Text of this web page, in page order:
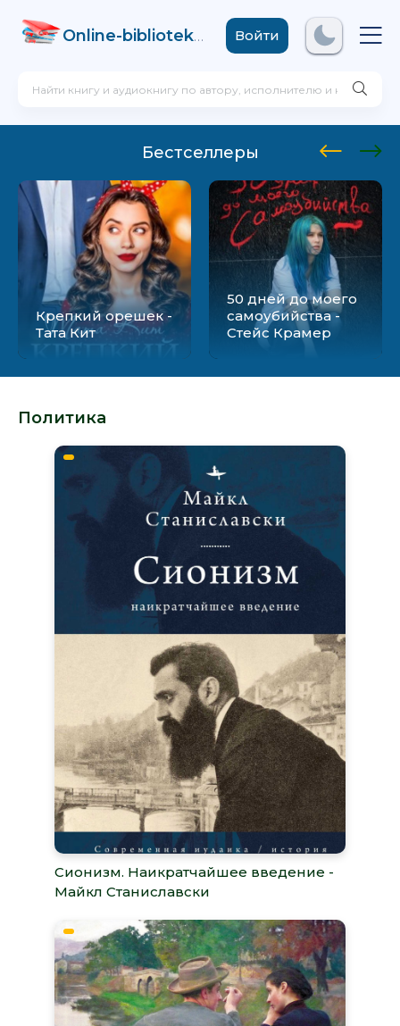
Online-biblioteka .comВойти
Бестселлеры
Крепкий орешек -
Тата Кит
50 дней до моего
самоубийства -
Стейс Крамер
Политика
Сионизм. Наикратчайшее введение -
Майкл Станиславски